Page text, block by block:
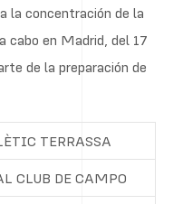
la concentración de la
cabo en Madrid, del 17
de la preparación de
TERRASSA
CLUB DE CAMPO